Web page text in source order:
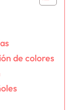
de colores